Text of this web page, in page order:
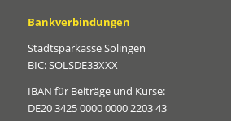
Bankverbindungen
Stadtsparkasse Solingen
BIC: SOLSDE33XXX
IBAN für Beiträge und Kurse:
DE20 3425 0000 0000 2203 43